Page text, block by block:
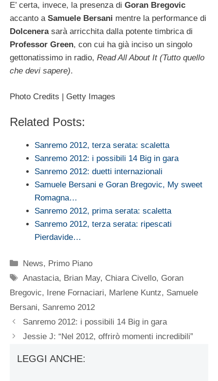
E’ certa, invece, la presenza di Goran Bregovic
accanto a Samuele Bersani mentre la performance di
Dolcenerasarà arricchita dalla potente timbrica di
Professor Green, con cui ha già inciso un singolo
gettonatissimo in radio, Read All About It (Tutto quello
che devi sapere).
Photo Credits | Getty Images
Related Posts:
Sanremo 2012, terza serata: scaletta
Sanremo 2012: i possibili 14 Big in gara
Sanremo 2012: duetti internazionali
Samuele Bersani e Goran Bregovic, My sweet
Romagna…
Sanremo 2012, prima serata: scaletta
Sanremo 2012, terza serata: ripescati
Pierdavide…
Categorie
News, Primo Piano
Tag
Anastacia, Brian May, Chiara Civello, Goran
Bregovic, Irene Fornaciari, Marlene Kuntz, Samuele
Bersani, Sanremo 2012
Sanremo 2012: i possibili 14 Big in gara
Jessie J: “Nel 2012, offrirò momenti incredibili”
LEGGI ANCHE: